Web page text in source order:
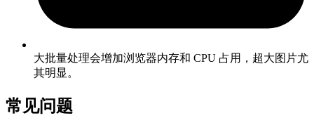
大批量处理会增加浏览器内存和 CPU 占用，超大图片尤
其明显。
常见问题